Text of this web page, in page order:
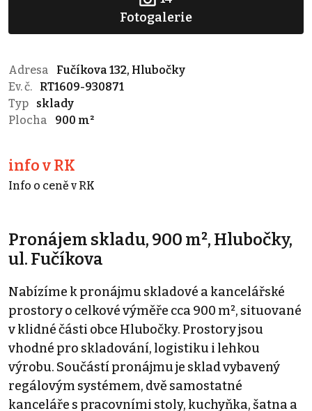
Fotogalerie
Adresa
Fučíkova 132, Hlubočky
Ev. č.
RT1609-930871
Typ
sklady
Plocha
900 m²
info v RK
Info o ceně v RK
Pronájem skladu, 900 m², Hlubočky,
ul. Fučíkova
Nabízíme k pronájmu skladové a kancelářské
prostory o celkové výměře cca 900 m², situované
v klidné části obce Hlubočky. Prostory jsou
vhodné pro skladování, logistiku i lehkou
výrobu. Součástí pronájmu je sklad vybavený
regálovým systémem, dvě samostatné
kanceláře s pracovními stoly, kuchyňka, šatna a